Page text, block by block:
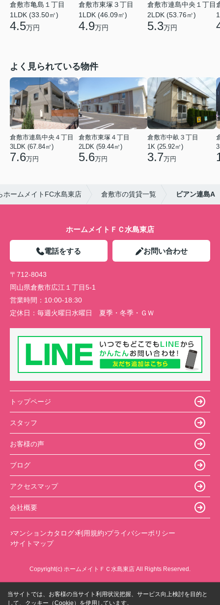
倉敷市亀島１丁目
1LDK (33.50㎡)
4.5万円
倉敷市東塚３丁目
1LDK (46.09㎡)
4.9万円
倉敷市連島中央１丁目
2LDK (53.76㎡)
5.3万円
よく見られている物件
倉敷市連島中央４丁目
3LDK (67.84㎡)
7.6万円
倉敷市東塚４丁目
2LDK (59.44㎡)
5.6万円
倉敷市中畝３丁目
1K (25.92㎡)
3.7万円
ホームメイトFC水島東店 倉敷市の賃貸一覧 ビアン連島A
ホームメイトＦＣ水島東店
電話をする お問い合わせ
〒712-8043
岡山県倉敷市広江１丁目5-1
営業時間： 10:00-18:30
定休日： 毎週火曜日水曜日 夏季・冬季・ＧＷ
トップページ
スタッフ
お客様の声
ブログ
アクセスマップ
会社概要
マンションカタログ 利用規約 プライバシーポリシー
サイトマップ
Copyright(c) ホームメイトＦＣ水島東店 All Rights Reserved.
当サイトでは、お客様の当サイト利用状況把握、サービス向上検討を目的と
して、クッキー（Cookie）を使用しています。